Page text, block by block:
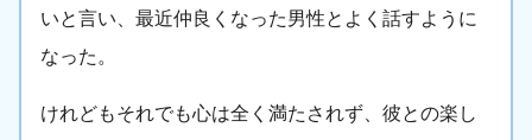
いと言い、最近仲良くなった男性とよく話すように
なった。
けれどもそれでも心は全く満たされず、彼との楽し